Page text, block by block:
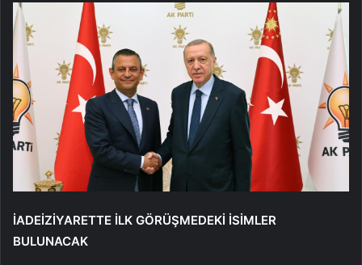
İADEİZİYARETTE İLK GÖRÜŞMEDEKİ İSİMLER
BULUNACAK